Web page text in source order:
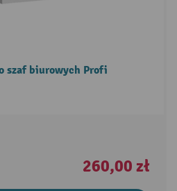
szaf biurowych Profi
260,00 zł